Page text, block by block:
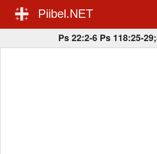
Piibel.NET
Ps 22:2-6 Ps 118:25-